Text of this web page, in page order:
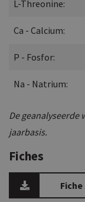
L-Threonine:
Ca - Calcium:
P - Fosfor:
Na - Natrium:
De geanalyseerde
jaarbasis.
Fiches
Fiche